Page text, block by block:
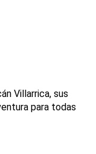
Villarrica, sus
para todas